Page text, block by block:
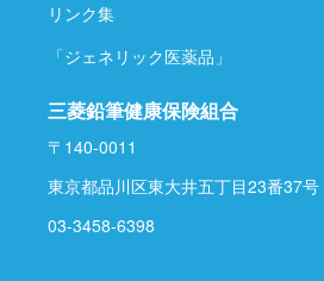
リンク集
「ジェネリック医薬品」
三菱鉛筆健康保険組合
〒140-0011
東京都品川区東大井五丁目23番37号
03-3458-6398